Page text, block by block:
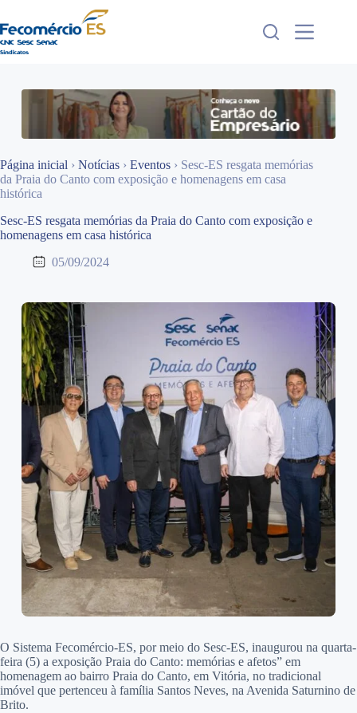
para
o
conteúdo
Página inicial › Notícias › Eventos › Sesc-ES resgata memórias
da Praia do Canto com exposição e homenagens em casa
histórica
Sesc-ES resgata memórias da Praia do Canto com exposição e
homenagens em casa histórica
05/09/2024
O Sistema Fecomércio-ES, por meio do Sesc-ES, inaugurou na quarta-
feira (5) a exposição Praia do Canto: memórias e afetos” em
homenagem ao bairro Praia do Canto, em Vitória, no tradicional
imóvel que pertenceu à família Santos Neves, na Avenida Saturnino de
Brito.